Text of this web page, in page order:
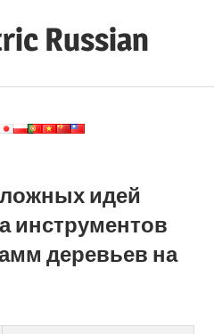
Russian
идей
инструментов
деревьев на